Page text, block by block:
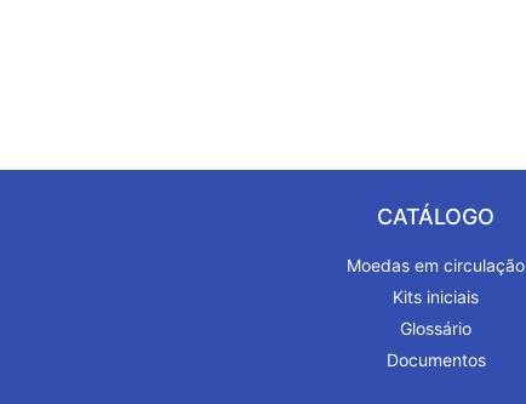
CATÁLOGO
Moedas em circulação
Kits iniciais
Glossário
Documentos